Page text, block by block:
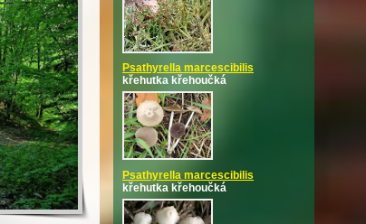
Psathyrella marcescibilis
křehutka křehoučká
Psathyrella marcescibilis
křehutka křehoučká